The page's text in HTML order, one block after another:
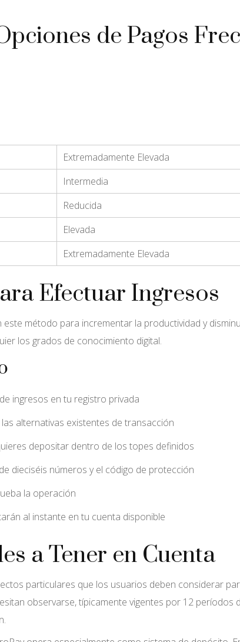
de Pagos
Extremadamente Elevada
Intermedia
Reducida
Elevada
Extremadamente Elevada
Efectuar Ingresos
método para incrementar la productividad y
los grados de conocimiento digital.
ingresos en tu registro privada
alternativas existentes de transacción
depositar dentro de los topes definidos
dieciséis números y el código de protección
la operación
al instante en tu cuenta disponible
a Tener en Cuenta
particulares que los usuarios deben considerar
observarse, típicamente vigentes por 12 períodos